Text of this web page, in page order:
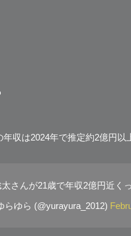
収は2024年で推定約2億円以
さんが21歳で年収2億円近く
ゆら (@yurayura_2012)